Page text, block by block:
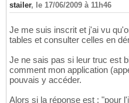
stailer, le 17/06/2009 à 11h46
Je me suis inscrit et j'ai vu
tables et consulter celles en
Je ne sais pas si leur truc est
comment mon application
pouvais y accéder.
Alors si la réponse est : "pour